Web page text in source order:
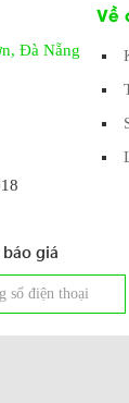
Đà Nẵng
Về
giá